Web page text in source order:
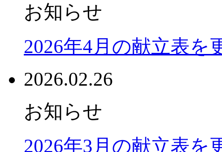
お知らせ
2026年4月の献立表を
2026.02.26
お知らせ
2026年3月の献立表を